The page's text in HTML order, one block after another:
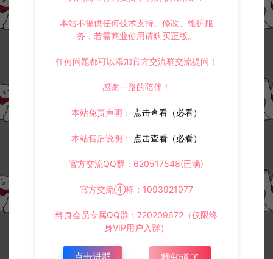
本站不提供任何技术支持、修改、维护服
务，若需商业使用请购买正版。
任何问题都可以添加官方交流群交流提问！
感谢一路的陪伴！
本站免责声明： 点击查看（必看）
本站售后说明： 点击查看（必看）
官方交流QQ群：620517548(已满)
官方交流④群：1093921977
终身会员专属QQ群：720209672（仅限终
身VIP用户入群）
点击进群